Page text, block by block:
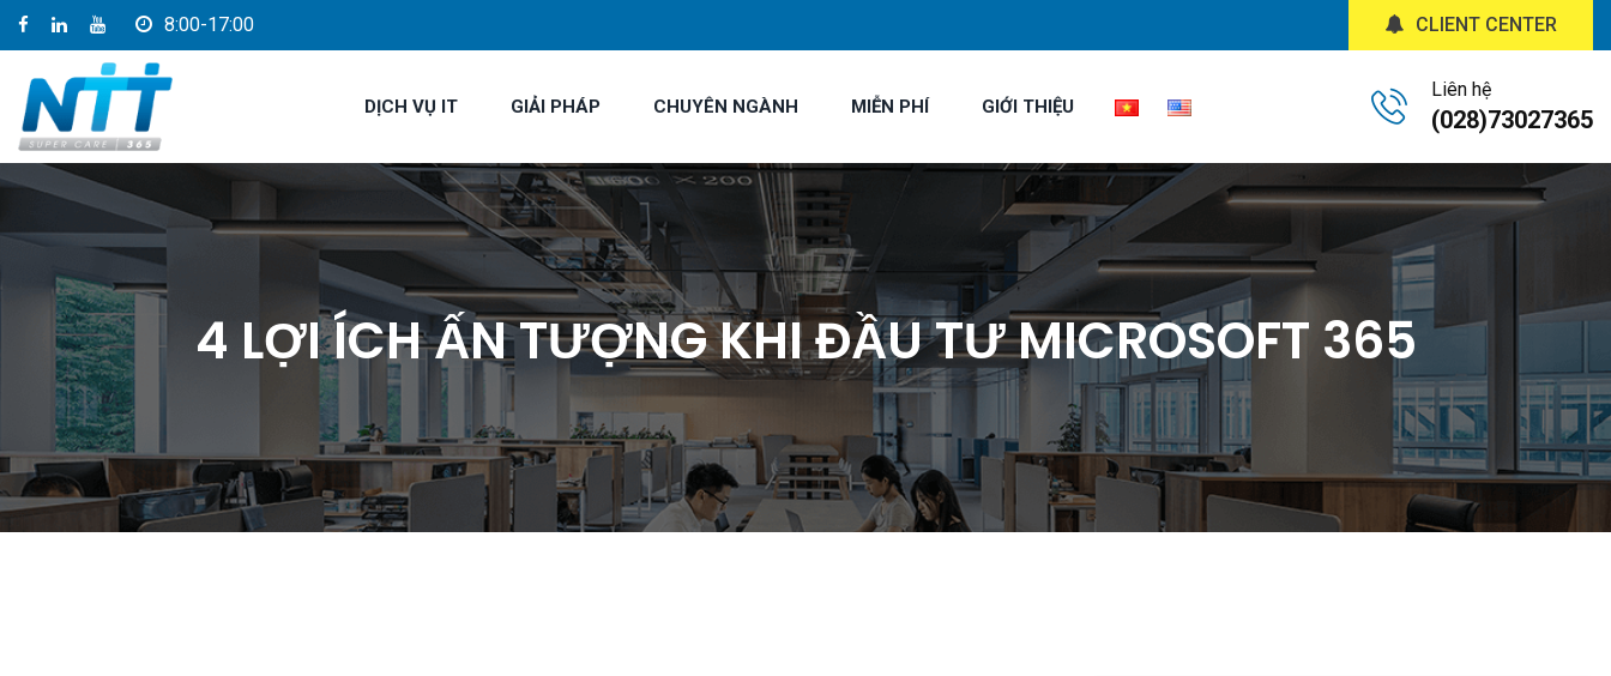
8:00-17:00 CLIENT CENTER
DỊCH VỤ IT GIẢI PHÁP CHUYÊN NGÀNH MIỄN PHÍ GIỚI THIỆU
Liên hệ
(028)73027365
4 LỢI ÍCH ẤN TƯỢNG KHI ĐẦU TƯ MICROSOFT 365